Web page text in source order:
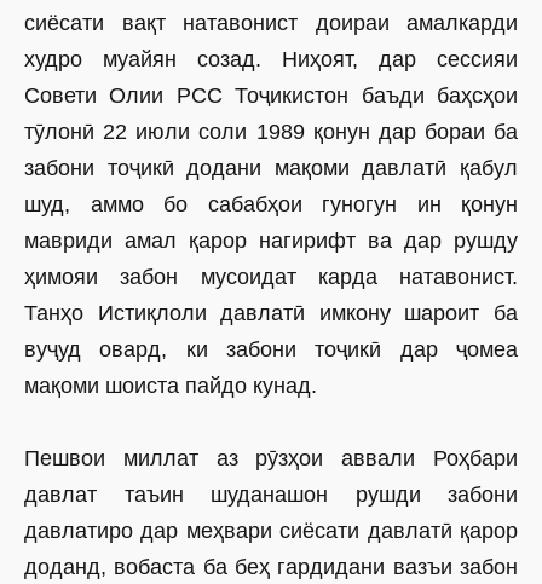
сиёсати вақт натавонист доираи амалкарди
худро муайян созад. Ниҳоят, дар сессияи
Совети Олии РСС Тоҷикистон баъди баҳсҳои
тӯлонӣ 22 июли соли 1989 қонун дар бораи ба
забони тоҷикӣ додани мақоми давлатӣ қабул
шуд, аммо бо сабабҳои гуногун ин қонун
мавриди амал қарор нагирифт ва дар рушду
ҳимояи забон мусоидат карда натавонист.
Танҳо Истиқлоли давлатӣ имкону шароит ба
вуҷуд овард, ки забони тоҷикӣ дар ҷомеа
мақоми шоиста пайдо кунад.
Пешвои миллат аз рӯзҳои аввали Роҳбари
давлат таъин шуданашон рушди забони
давлатиро дар меҳвари сиёсати давлатӣ қарор
доданд, вобаста ба беҳ гардидани вазъи забон